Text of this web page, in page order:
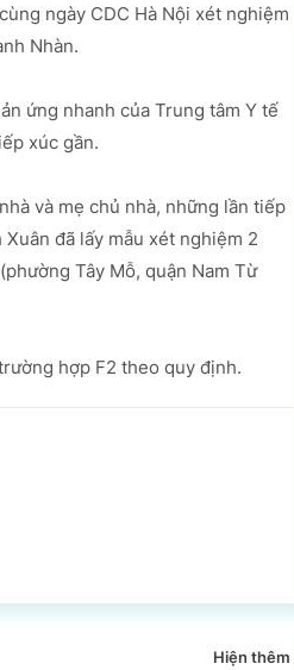
ngày CDC Hà Nội xét nghiệm
Nhàn.
ứng nhanh của Trung tâm Y tế
xúc gần.
và mẹ chủ nhà, những lần tiếp
đã lấy mẫu xét nghiệm 2
Tây Mỗ, quận Nam Từ
hợp F2 theo quy định.
Hiện thêm